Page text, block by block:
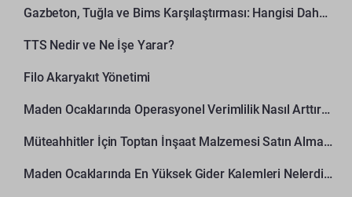
Gazbeton, Tuğla ve Bims Karşılaştırması: Hangisi Daha Avantajlı?
TTS Nedir ve Ne İşe Yarar?
Filo Akaryakıt Yönetimi
Maden Ocaklarında Operasyonel Verimlilik Nasıl Arttırılır?
Müteahhitler İçin Toptan İnşaat Malzemesi Satın Alma Rehberi
Maden Ocaklarında En Yüksek Gider Kalemleri Nelerdir?